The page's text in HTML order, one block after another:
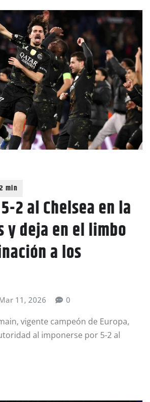
2 al Chelsea en la
y deja en el limbo
a los
11, 2026 0
vigente campeón de Europa,
al imponerse por 5-2 al